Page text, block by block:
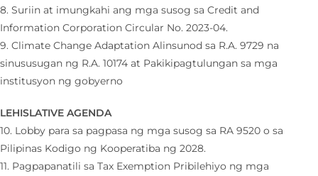
8. Suriin at imungkahi ang mga susog sa Credit and
Information Corporation Circular No. 2023-04.
9. Climate Change Adaptation Alinsunod sa R.A. 9729 na
sinususugan ng R.A. 10174 at Pakikipagtulungan sa mga
institusyon ng gobyerno
LEHISLATIVE AGENDA
10. Lobby para sa pagpasa ng mga susog sa RA 9520 o sa
Pilipinas Kodigo ng Kooperatiba ng 2028.
11. Pagpapanatili sa Tax Exemption Pribilehiyo ng mga